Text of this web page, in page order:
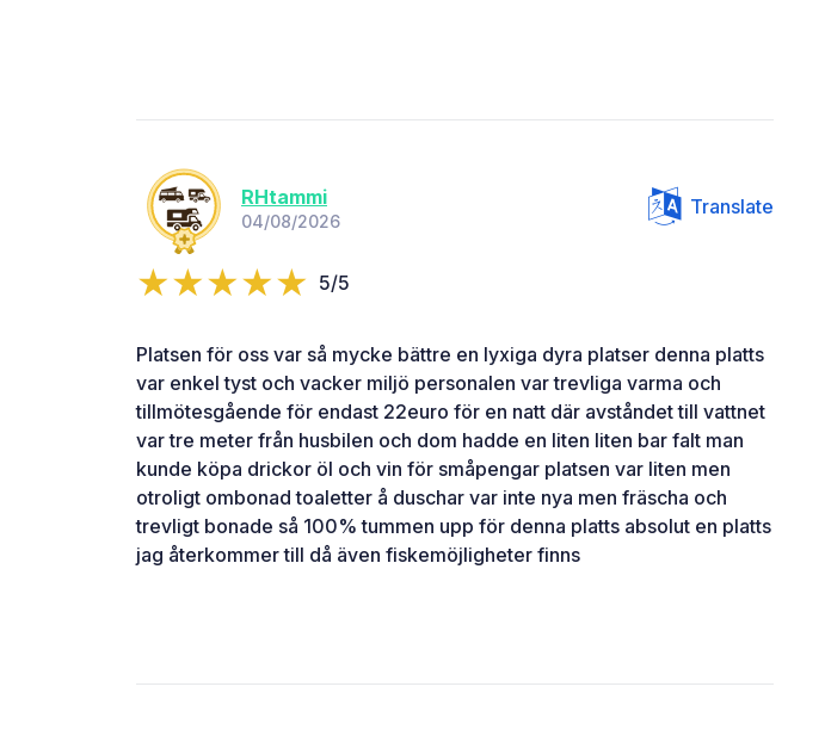
RHtammi
04/08/2026
Translate
5/5
Platsen för oss var så mycke bättre en lyxiga dyra platser denna platts
var enkel tyst och vacker miljö personalen var trevliga varma och
tillmötesgående för endast 22euro för en natt där avståndet till vattnet
var tre meter från husbilen och dom hadde en liten liten bar falt man
kunde köpa drickor öl och vin för småpengar platsen var liten men
otroligt ombonad toaletter å duschar var inte nya men fräscha och
trevligt bonade så 100% tummen upp för denna platts absolut en platts
jag återkommer till då även fiskemöjligheter finns